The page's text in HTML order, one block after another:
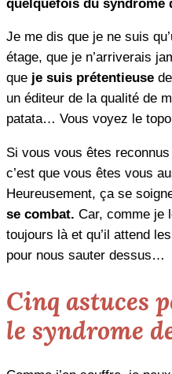
quelquefois du syndrome
Je me dis que je ne suis
étage, que je n’arriverais
que je suis prétentieuse
un éditeur de la qualité de
patata… Vous voyez le
Si vous vous êtes
c’est que vous êtes vous
Heureusement, ça se
se combat. Car, comme je
toujours là et qu’il attend
pour nous sauter dessus…
Cinq astuces
le syndrome